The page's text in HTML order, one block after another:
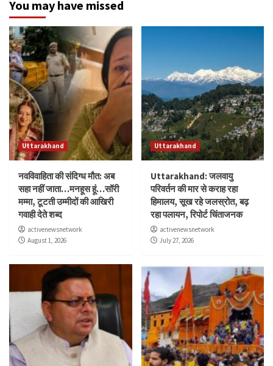
You may have missed
Uttarakhand
नवविवाहिता की संदिग्ध मौत: अब
सहा नहीं जाता…मनहूस हूं…सॉरी
मम्मा, टूटती उम्मीदों की आखिरी
गवाही देते शब्द
activenewsnetwork
August 1, 2026
Uttarakhand
Uttarakhand: जलवायु
परिवर्तन की मार से कराह रहा
हिमालय, सूख रहे जलस्रोत, बढ़
रहा पलायन, रिपोर्ट चिंताजनक
activenewsnetwork
July 27, 2026